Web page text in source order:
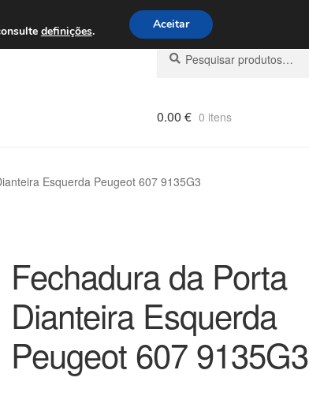
Seg-Sex, das 9h às 16h800 500 967
Pesquisar
por:
Pesquisa
0.00 € 0 itens
Esquerda Peugeot 607 9135G3
Fechadura da Porta
Dianteira Esquerda
Peugeot 607 9135G3
definições. Aceitar